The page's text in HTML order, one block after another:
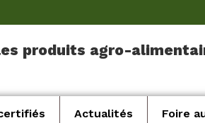
produits agro-
Actualités Foire